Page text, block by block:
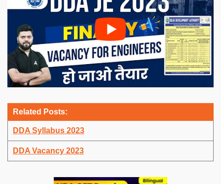
Related Posts:
DDA Syllabus 2023
DDA Vacancy 2023